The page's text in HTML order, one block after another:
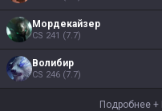
Мордекайзер
CS 241 (7.7)
Волибир
CS 246 (7.7)
Подробнее +